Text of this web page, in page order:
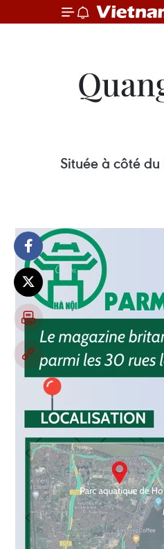
Située à côté